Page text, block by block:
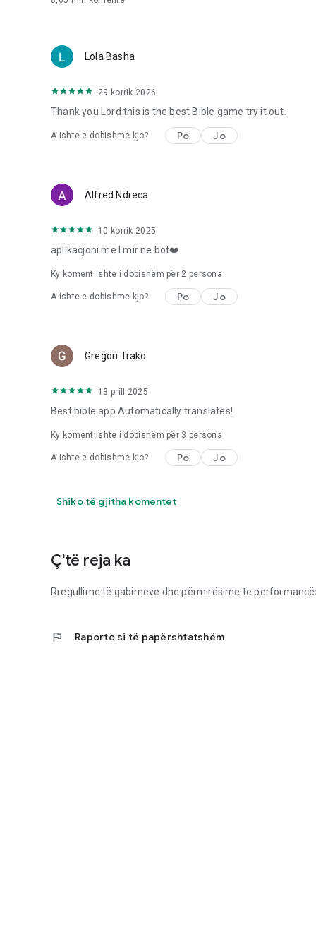
Lola Basha
29 korrik 2026
Thank you Lord this is the best Bible game try it out.
A ishte e dobishme kjo? Po Jo
Alfred Ndreca
10 korrik 2025
aplikacjoni me I mir ne bot❤️
Ky koment ishte i dobishëm për 2 persona
A ishte e dobishme kjo? Po Jo
Gregori Trako
13 prill 2025
Best bible app.Automatically translates!
Ky koment ishte i dobishëm për 3 persona
A ishte e dobishme kjo? Po Jo
Shiko të gjitha komentet
Ç'të reja ka
Rregullime të gabimeve dhe përmirësime të
flag Raporto si të papërshtatshëm